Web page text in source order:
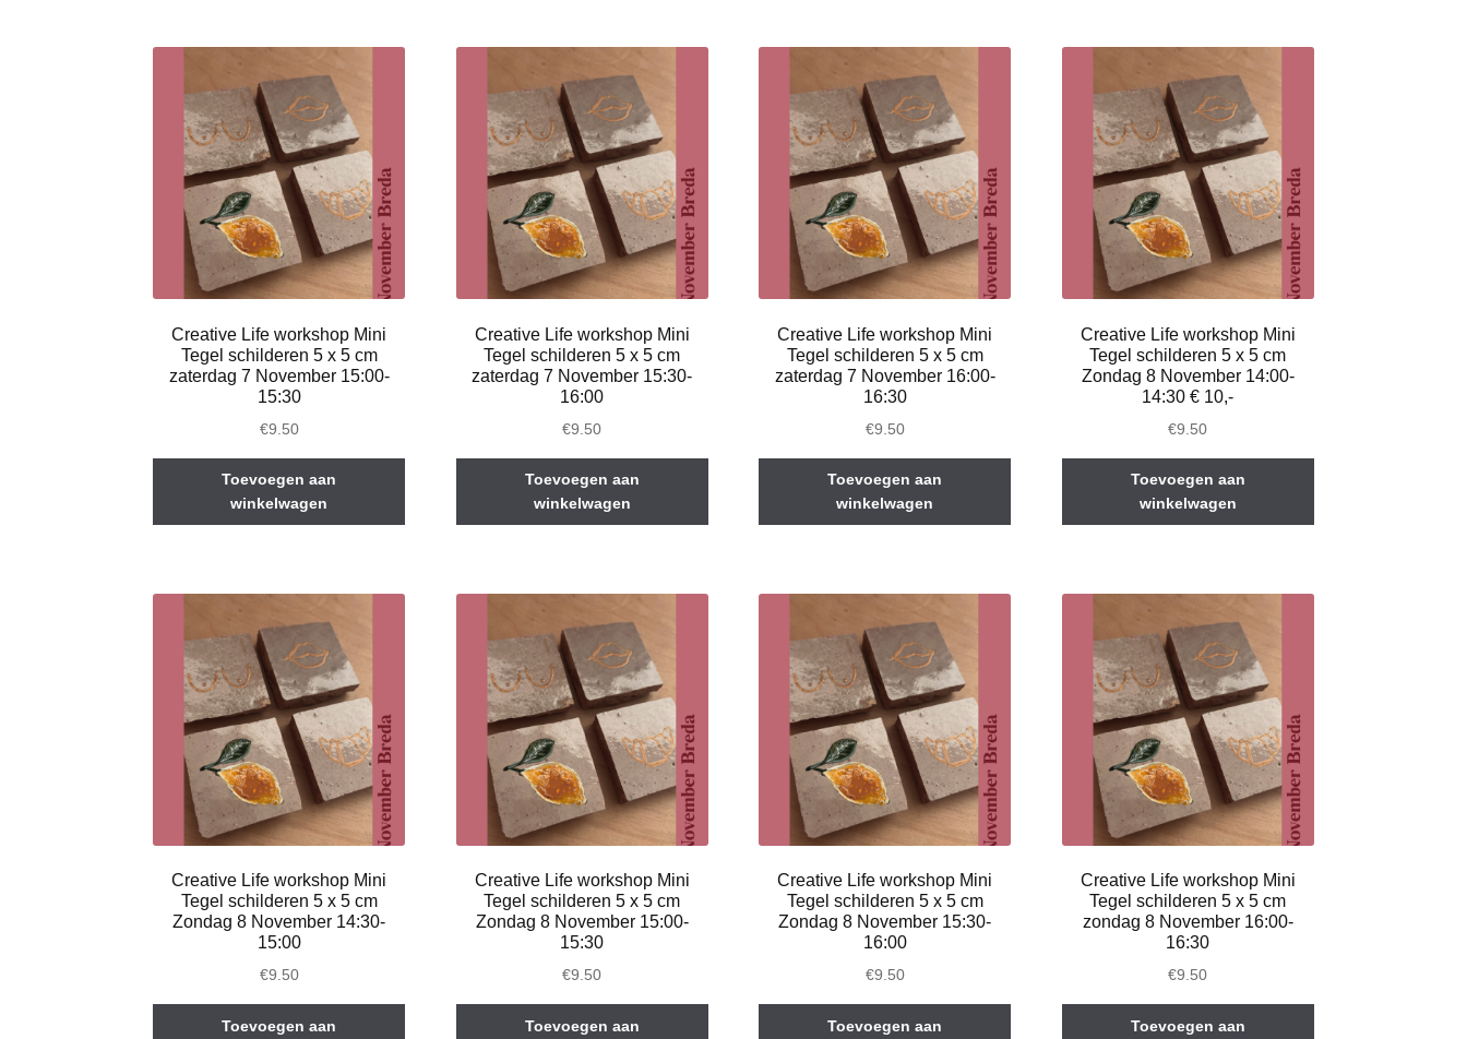
Creative Life workshop Mini
Tegel schilderen 5 x 5 cm
zaterdag 7 November 15:00-
15:30
€9.50
Toevoegen aan
winkelwagen
Creative Life workshop Mini
Tegel schilderen 5 x 5 cm
zaterdag 7 November 15:30-
16:00
€9.50
Toevoegen aan
winkelwagen
Creative Life workshop Mini
Tegel schilderen 5 x 5 cm
zaterdag 7 November 16:00-
16:30
€9.50
Toevoegen aan
winkelwagen
Creative Life workshop Mini
Tegel schilderen 5 x 5 cm
Zondag 8 November 14:00-
14:30 € 10,-
€9.50
Toevoegen aan
winkelwagen
Creative Life workshop Mini
Tegel schilderen 5 x 5 cm
Zondag 8 November 14:30-
15:00
€9.50
Toevoegen aan
Creative Life workshop Mini
Tegel schilderen 5 x 5 cm
Zondag 8 November 15:00-
15:30
€9.50
Toevoegen aan
Creative Life workshop Mini
Tegel schilderen 5 x 5 cm
Zondag 8 November 15:30-
16:00
€9.50
Toevoegen aan
Creative Life workshop Mini
Tegel schilderen 5 x 5 cm
zondag 8 November 16:00-
16:30
€9.50
Toevoegen aan